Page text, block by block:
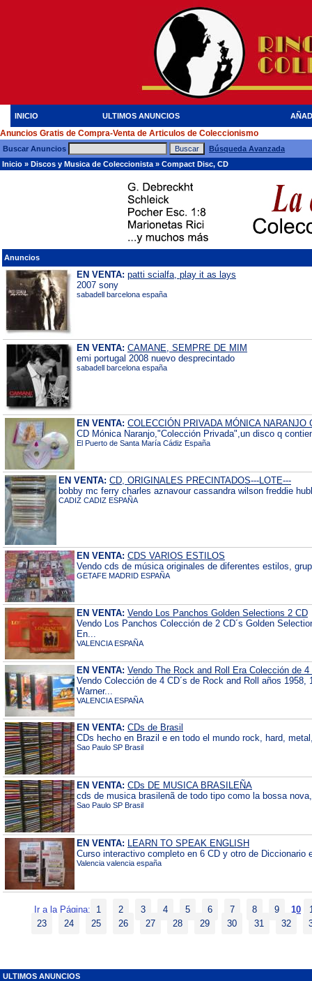
INICIO ULTIMOS ANUNCIOS
Anuncios Gratis de Compra-Venta de Articulos de Coleccionismo
Buscar Anuncios
Búsqueda Avanzada
Inicio » Discos y Musica de Coleccionista » Compact Disc, CD
Anuncios
EN VENTA: patti scialfa, play it as lays
2007 sony
sabadell barcelona españa
EN VENTA: CAMANE, SEMPRE DE MIM
emi portugal 2008 nuevo desprecintado
sabadell barcelona españa
EN VENTA: COLECCIÓN PRIVADA MÓNICA NARANJO
CD Mónica Naranjo,"Colección Privada",un disco q
El Puerto de Santa María Cádiz España
EN VENTA: CD, ORIGINALES PRECINTADOS---LOTE---
bobby mc ferry charles aznavour cassandra wilson freddie
CADIZ CADIZ ESPAÑA
EN VENTA: CDS VARIOS ESTILOS
Vendo cds de música originales de diferentes estilos,
GETAFE MADRID ESPAÑA
EN VENTA: Vendo Los Panchos Golden Selections 2 CD
Vendo Los Panchos Colección de 2 CD´s Golden
En...
VALENCIA ESPAÑA
EN VENTA: Vendo The Rock and Roll Era Colección de 4
Vendo Colección de 4 CD´s de Rock and Roll años
Warner...
VALENCIA ESPAÑA
EN VENTA: CDs de Brasil
CDs hecho en Brazil e en todo el mundo rock, hard,
Sao Paulo SP Brasil
EN VENTA: CDs DE MUSICA BRASILEÑA
cds de musica brasilenã de todo tipo como la bossa
Sao Paulo SP Brasil
EN VENTA: LEARN TO SPEAK ENGLISH
Curso interactivo completo en 6 CD y otro de Diccionario
Valencia valencia españa
Ir a la Página: 1 2 3 4 5 6 7 8 9 10
23
24 25 26 27 28 29 30 31 32
ULTIMOS ANUNCIOS